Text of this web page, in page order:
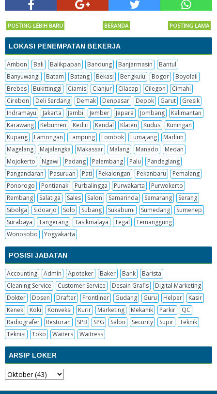
POSTING LEBIH BARU POSTING LAMA
BERANDA
LOKASI PENEMPATAN BEKERJA
Ambon Bali Balikpapan Bandung Banjarmasin
Bantul
Banyuwangi
Batam Batang Bekasi Bengkulu Bogor
Boyolali
Brebes
Bukittinggi Ciamis Cianjur Cilacap Cilegon
Cimahi
Cirebon
Deli Serdang Demak Denpasar Depok Garut
Gresik
Indramayu
Jakarta Jambi Jember Jepara Jombang
Kalimantan
Karawang
Kebumen Kediri Kendal Klaten Kudus
Kuningan
Kupang
Lamongan Lampung Lombok Lumajang
Madiun
Magelang
Majalengka Makassar Malang Manado
Medan
Mojokerto
Ngawi Padang Palembang Palu
Pandeglang
Pangandaran
Pasuruan Pati Pekalongan Pekanbaru
Pemalang
Ponorogo
Pontianak Purbalingga Purwakarta
Purwokerto
Rembang
Salatiga Sales Salon Samarinda Semarang
Serang
Sibolga
Sidoarjo Solo Subang Sukabumi Sumedang
Sumenep
Surabaya
Tangerang Tasikmalaya Tegal
Temanggung
Wonosobo
Yogyakarta
POSISI JABATAN
Accounting Admin Apoteker Baker Bank
Barista
Cleaning Service
Customer Service Desain Grafis
Digital Marketing
Dokter
Dosen Drafter Frontliner Gudang Guru Helper
Kasir
Kenek
Koki Konveksi Kurir Marketing Mekanik Parkir
QC
Radiografer
Restoran SPB SPG Salon Security Supir
Teknik
Teknisi
Toko Waiters Waitress
ARSIP LOKER